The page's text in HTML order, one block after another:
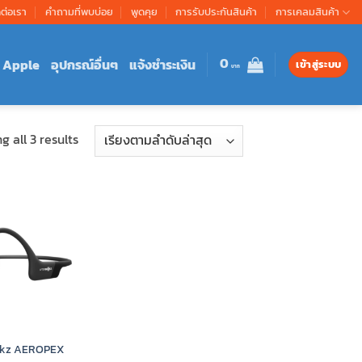
อเรา คำถามที่พบบ่อย พูดคุย การรับประกันสินค้า การเคลมสินค้า
Apple อุปกรณ์อื่นๆ แจ้งชำระเงิน 0 เข้าสู่ระบบ
all 3 resultsSorted
AEROPEX